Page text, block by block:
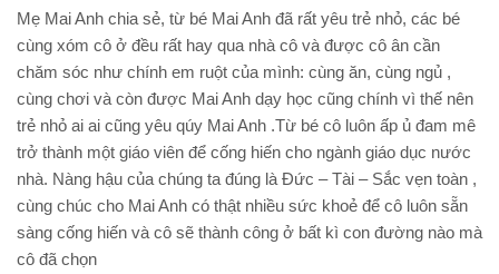
Mẹ Mai Anh chia sẻ, từ bé Mai Anh đã rất yêu trẻ nhỏ, các bé
cùng xóm cô ở đều rất hay qua nhà cô và được cô ân cần
chăm sóc như chính em ruột của mình: cùng ăn, cùng ngủ ,
cùng chơi và còn được Mai Anh dạy học cũng chính vì thế nên
trẻ nhỏ ai ai cũng yêu qúy Mai Anh .Từ bé cô luôn ấp ủ đam mê
trở thành một giáo viên để cống hiến cho ngành giáo dục nước
nhà. Nàng hậu của chúng ta đúng là Đức – Tài – Sắc vẹn toàn ,
cùng chúc cho Mai Anh có thật nhiều sức khoẻ để cô luôn sẵn
sàng cống hiến và cô sẽ thành công ở bất kì con đường nào mà
cô đã chọn